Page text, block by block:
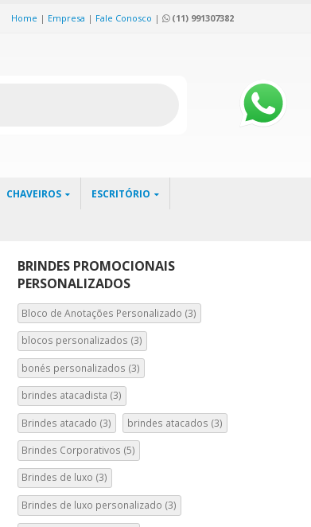
Home | Empresa | Fale Conosco | (11) 991307382
CHAVEIROS ESCRITÓRIO
BRINDES PROMOCIONAIS
PERSONALIZADOS
Bloco de Anotações Personalizado (3)
blocos personalizados (3)
bonés personalizados (3)
brindes atacadista (3)
Brindes atacado (3) brindes atacados (3)
Brindes Corporativos (5)
Brindes de luxo (3)
Brindes de luxo personalizado (3)